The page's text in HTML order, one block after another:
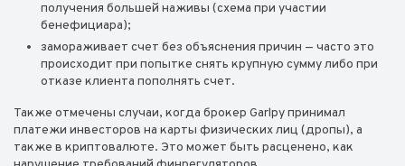
получения большей наживы (схема при участии
бенефициара);
замораживает счет без объяснения причин — часто это
происходит при попытке снять крупную сумму либо при
отказе клиента пополнять счет.
Также отмечены случаи, когда брокер Garlpy принимал
платежи инвесторов на карты физических лиц (дропы), а
также в криптовалюте. Это может быть расценено, как